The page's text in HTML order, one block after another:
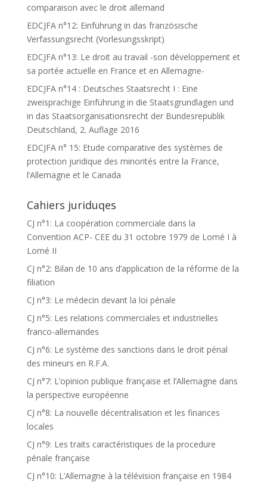
comparaison avec le droit allemand
EDCJFA n°12: Einführung in das französische
Verfassungsrecht (Vorlesungsskript)
EDCJFA n°13: Le droit au travail -son développement et
sa portée actuelle en France et en Allemagne-
EDCJFA n°14 : Deutsches Staatsrecht I : Eine
zweisprachige Einführung in die Staatsgrundlagen und
in das Staatsorganisationsrecht der Bundesrepublik
Deutschland, 2. Auflage 2016
EDCJFA n° 15: Etude comparative des systèmes de
protection juridique des minorités entre la France,
l’Allemagne et le Canada
Cahiers juriduqes
CJ n°1: La coopération commerciale dans la
Convention ACP- CEE du 31 octobre 1979 de Lomé I à
Lomé II
CJ n°2: Bilan de 10 ans d’application de la réforme de la
filiation
CJ n°3: Le médecin devant la loi pénale
CJ n°5: Les relations commerciales et industrielles
franco-allemandes
CJ n°6: Le système des sanctions dans le droit pénal
des mineurs en R.F.A.
CJ n°7: L’opinion publique française et l’Allemagne dans
la perspective européenne
CJ n°8: La nouvelle décentralisation et les finances
locales
CJ n°9: Les traits caractéristiques de la procedure
pénale française
CJ n°10: L’Allemagne à la télévision française en 1984